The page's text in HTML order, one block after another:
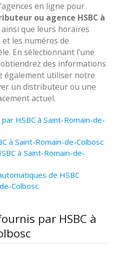
en ligne pour
ou agence HSBC à
ainsi que leurs horaires
les numéros de
En sélectionnant l'une
des informations
également utiliser notre
un distributeur ou une
actuel.
HSBC à Saint-Romain-de-
à Saint-Romain-de-Colbosc
à Saint-Romain-de-
de HSBC
Colbosc
par HSBC à